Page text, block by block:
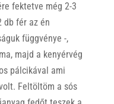
fektetve még 2-3
db fér az én
függvénye -,
majd a kenyérvég
pálcikával ami
Feltöltöm a sós